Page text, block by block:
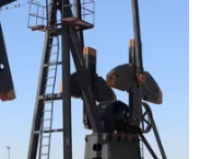
25/2 cho biết sẽ
và phòng họp
dịch bệnh viêm
khi một phóng